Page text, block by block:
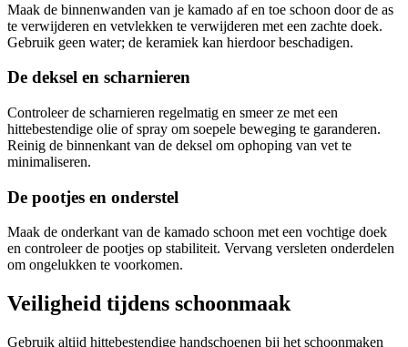
Maak de binnenwanden van je kamado af en toe schoon door de as
te verwijderen en vetvlekken te verwijderen met een zachte doek.
Gebruik geen water; de keramiek kan hierdoor beschadigen.
De deksel en scharnieren
Controleer de scharnieren regelmatig en smeer ze met een
hittebestendige olie of spray om soepele beweging te garanderen.
Reinig de binnenkant van de deksel om ophoping van vet te
minimaliseren.
De pootjes en onderstel
Maak de onderkant van de kamado schoon met een vochtige doek
en controleer de pootjes op stabiliteit. Vervang versleten onderdelen
om ongelukken te voorkomen.
Veiligheid tijdens schoonmaak
Gebruik altijd hittebestendige handschoenen bij het schoonmaken